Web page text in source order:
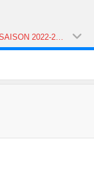
U18 1ER ANNÉE (SAISON 2022-2023)